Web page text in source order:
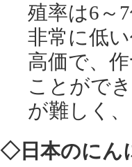
殖率は6～
非常に低
高価で、
ことがで
が難しく
◇日本のにん